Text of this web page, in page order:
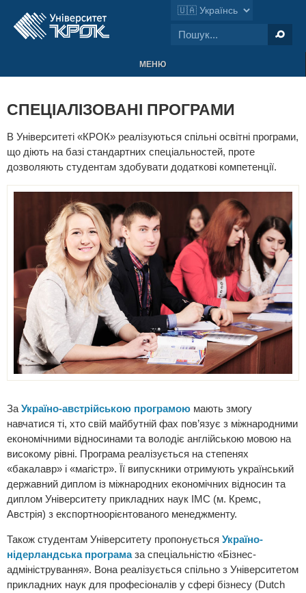
МЕНЮ
СПЕЦІАЛІЗОВАНІ ПРОГРАМИ
В Університеті «КРОК» реалізуються спільні освітні програми,
що діють на базі стандартних спеціальностей, проте
дозволяють студентам здобувати додаткові компетенції.
ЗаУкраїно-австрійською програмою мають змогу
навчатися ті, хто свій майбутній фах пов’язує з міжнародними
економічними відносинами та володіє англійською мовою на
високому рівні. Програма реалізується на степенях
«бакалавр» і «магістр». Її випускники отримують український
державний диплом із міжнародних економічних відносин та
диплом Університету прикладних наук IMC (м. Кремс,
Австрія) з експортноорієнтованого менеджменту.
Також студентам Університету пропонується Україно-
нідерландська програмаза спеціальністю «Бізнес-
адміністрування». Вона реалізується спільно з Університетом
прикладних наук для професіоналів у сфері бізнесу (Dutch